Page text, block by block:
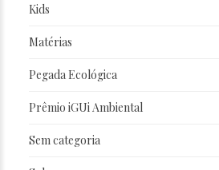
Kids
Matérias
Pegada Ecológica
Prêmio iGUi Ambiental
Sem categoria